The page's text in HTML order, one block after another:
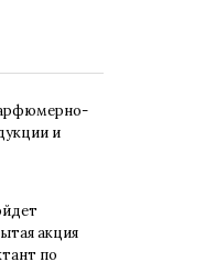
и
акция
по